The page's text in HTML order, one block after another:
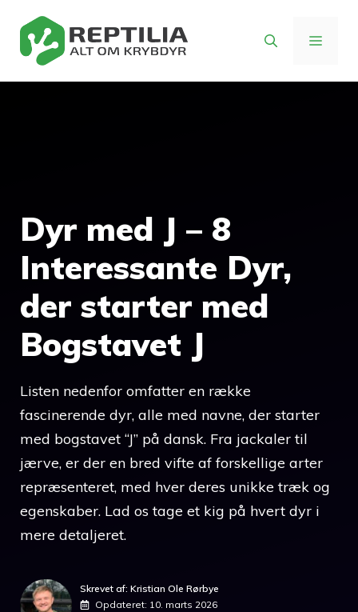
indhold
MENU
Dyr med J – 8
Interessante Dyr,
der starter med
Bogstavet J
Listen nedenfor omfatter en række
fascinerende dyr, alle med navne, der starter
med bogstavet “J” på dansk. Fra jackaler til
jærve, er der en bred vifte af forskellige arter
repræsenteret, med hver deres unikke træk og
egenskaber. Lad os tage et kig på hvert dyr i
mere detaljeret.
Skrevet af: Kristian Ole Rørbye
Opdateret: 10. marts 2026